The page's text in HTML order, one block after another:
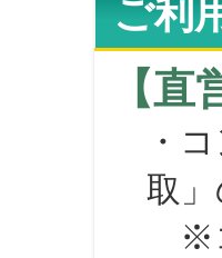
ご利
【
・コ
取
※コ